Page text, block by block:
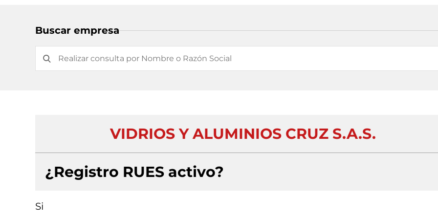
Buscar empresa
VIDRIOS Y ALUMINIOS CRUZ S.A.S.
¿Registro RUES activo?
Si